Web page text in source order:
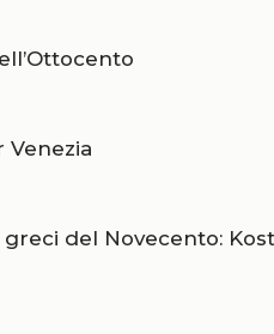
del Novecento: